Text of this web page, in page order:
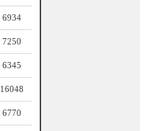
6934
7250
6345
16048
6770